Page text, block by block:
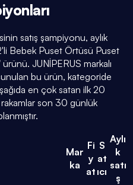
satış şampiyonu, aylık
Bebek Puset Örtüsü Puset
JUNİPERUS markalı
bu ürün, kategoride
en çok satan ilk 20
son 30 günlük
Mar
ka
Fi
y
at
S
at
ıcı
Aylı
k
satı
ş